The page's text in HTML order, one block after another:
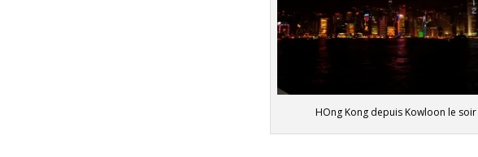
HOng Kong depuis Kowloon le soir